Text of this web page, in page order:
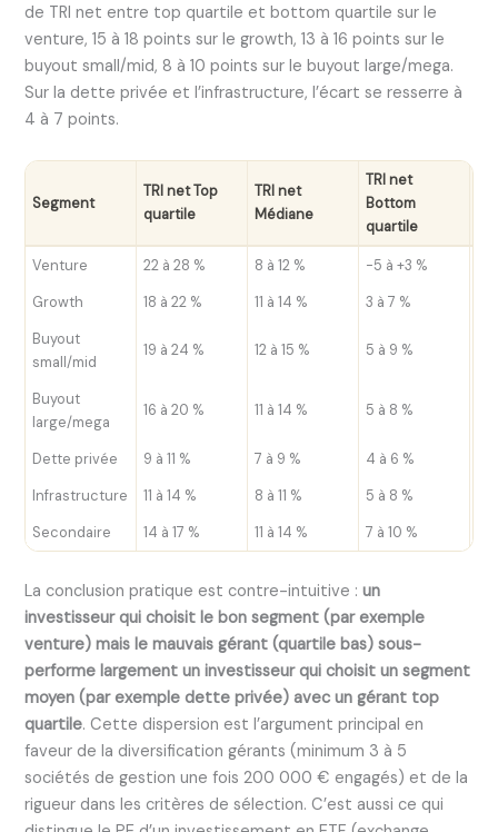
de TRI net entre top quartile et bottom quartile sur le
venture, 15 à 18 points sur le growth, 13 à 16 points sur le
buyout small/mid, 8 à 10 points sur le buyout large/mega.
Sur la dette privée et l’infrastructure, l’écart se resserre à
4 à 7 points.
Segment
TRI net Top
quartile
TRI net
Médiane
TRI net
Bottom
quartile
Venture 22 à 28 % 8 à 12 % -5 à +3 %
Growth
18 à 22 % 11 à 14 % 3 à 7 %
Buyout
small/mid
19 à 24 % 12 à 15 % 5 à 9 %
Buyout
large/mega
16 à 20 % 11 à 14 % 5 à 8 %
Dette privée 9 à 11 % 7 à 9 % 4 à 6 %
Infrastructure
11 à 14 % 8 à 11 % 5 à 8 %
Secondaire
14 à 17 % 11 à 14 % 7 à 10 %
La conclusion pratique est contre-intuitive :un
investisseur qui choisit le bon segment (par exemple
venture) mais le mauvais gérant (quartile bas) sous-
performe largement un investisseur qui choisit un segment
moyen (par exemple dette privée) avec un gérant top
quartile. Cette dispersion est l’argument principal en
faveur de la diversification gérants (minimum 3 à 5
sociétés de gestion une fois 200 000 € engagés) et de la
rigueur dans les critères de sélection. C’est aussi ce qui